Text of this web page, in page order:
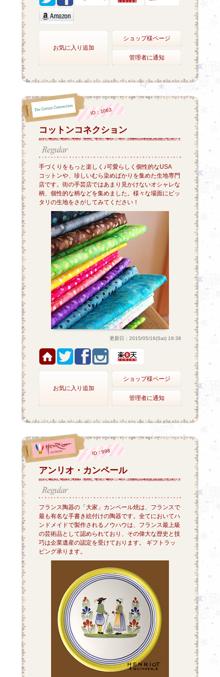
お気に入り追加
ショップ様ページ
管理者に通知
コットンコネクション
ID：1063
手づくりをもっと楽しく♪可愛らしく個性的なUSA
コットンや、珍しいむら染めばかりを集めた生地専門
店です。街の手芸店ではあまり見かけないオシャレな
柄、個性的な柄などを集めました。様々な場面にピッ
タリの生地をさがしてみてください！
更新日：2015/05/16(Sat) 19:38
お気に入り追加
ショップ様ページ
管理者に通知
アンリオ・カンペール
ID：998
フランス陶器の「大家」カンペール焼は、フランスで
最も有名な手書き絵付けの陶器です。全てにおいてハ
ンドメイドで製作されるノウハウは、フランス最上級
の芸術品として認められており、その偉大な歴史と技
巧は企業遺産の認定を受けております。 ギフトラッ
ピング承ります。